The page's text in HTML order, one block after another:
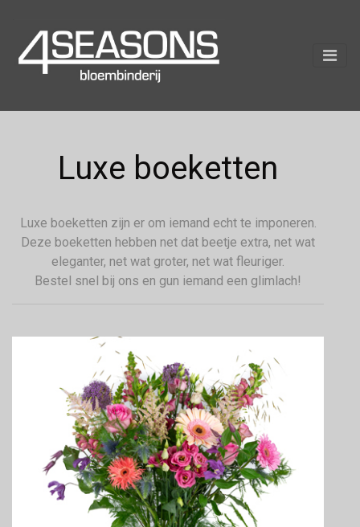
Luxe boeketten
Luxe boeketten zijn er om iemand echt te imponeren.
Deze boeketten hebben net dat beetje extra, net wat
eleganter, net wat groter, net wat fleuriger.
Bestel snel bij ons en gun iemand een glimlach!